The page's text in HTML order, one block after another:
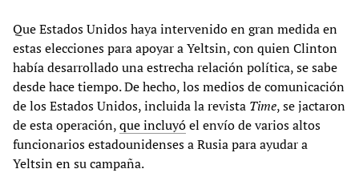
Que Estados Unidos haya intervenido en gran medida en
estas elecciones para apoyar a Yeltsin, con quien Clinton
había desarrollado una estrecha relación política, se sabe
desde hace tiempo. De hecho, los medios de comunicación
de los Estados Unidos, incluida la revista Time, se jactaron
de esta operación,que incluyóel envío de varios altos
funcionarios estadounidenses a Rusia para ayudar a
Yeltsin en su campaña.